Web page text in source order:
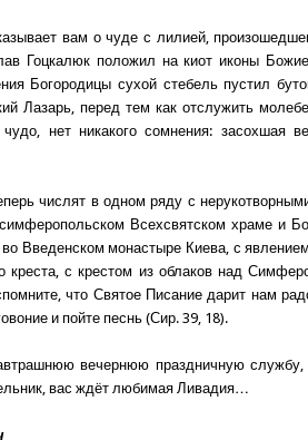
вам о чуде с лилией,
Гоцкалюк положил на киот иконы
Богородицы сухой стебель пустил
Лазарь, перед тем как отслужить
нет никакого сомнения: засохшая
числят в одном ряду с
Всехсвятском храме и
Введенском монастыре Киева, с
креста, с крестом из облаков над
что Святое Писание дарит нам
и пойте песнь (Сир. 39, 18).
вечернюю праздничную службу,
вас ждёт любимая Ливадия…